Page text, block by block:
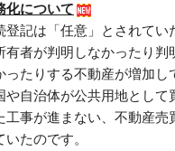
化について
登記は「任意」とされてい
有者が判明しなかったり判
たりする不動産が増加し
や自治体が公共用地として
工事が進まない、不動産売
たのです。